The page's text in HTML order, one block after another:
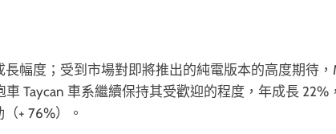
長幅度；受到市場對即將推出的純電版本的高度期待
Taycan 車系繼續保持其受歡迎的程度，年成長 22%
+ 76%）。